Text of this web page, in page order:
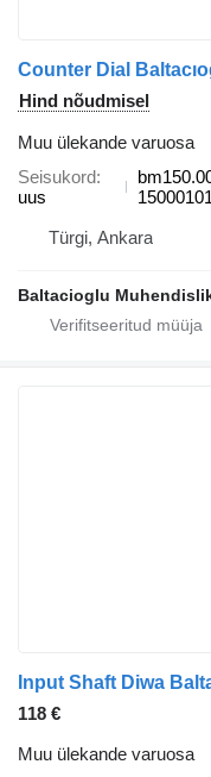
Hind nõudmisel
Muu ülekande varuosa
Seisukord
uus
Türgi, Ankara
Baltacioglu
118 €
Muu ülekande varuosa